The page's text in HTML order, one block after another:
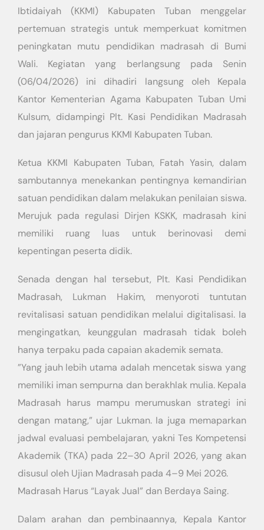
Ibtidaiyah (KKMI) Kabupaten Tuban menggelar
pertemuan strategis untuk memperkuat komitmen
peningkatan mutu pendidikan madrasah di Bumi
Wali. Kegiatan yang berlangsung pada Senin
(06/04/2026) ini dihadiri langsung oleh Kepala
Kantor Kementerian Agama Kabupaten Tuban Umi
Kulsum, didampingi Plt. Kasi Pendidikan Madrasah
dan jajaran pengurus KKMI Kabupaten Tuban.
​​Ketua KKMI Kabupaten Tuban, Fatah Yasin, dalam
sambutannya menekankan pentingnya kemandirian
satuan pendidikan dalam melakukan penilaian siswa.
Merujuk pada regulasi Dirjen KSKK, madrasah kini
memiliki ruang luas untuk berinovasi demi
kepentingan peserta didik.
​Senada dengan hal tersebut, Plt. Kasi Pendidikan
Madrasah, Lukman Hakim, menyoroti tuntutan
revitalisasi satuan pendidikan melalui digitalisasi. Ia
mengingatkan, keunggulan madrasah tidak boleh
hanya terpaku pada capaian akademik semata.
​”Yang jauh lebih utama adalah mencetak siswa yang
memiliki iman sempurna dan berakhlak mulia. Kepala
Madrasah harus mampu merumuskan strategi ini
dengan matang,” ujar Lukman. Ia juga memaparkan
jadwal evaluasi pembelajaran, yakni Tes Kompetensi
Akademik (TKA) pada 22–30 April 2026, yang akan
disusul oleh Ujian Madrasah pada 4–9 Mei 2026.
​Madrasah Harus “Layak Jual” dan Berdaya Saing.
​Dalam arahan dan pembinaannya, Kepala Kantor